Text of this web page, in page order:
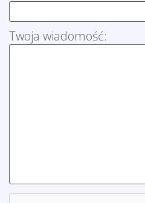
Twoja wiadomość: